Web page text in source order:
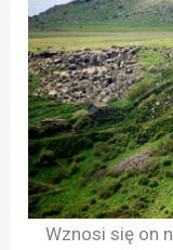
Wznosi się on